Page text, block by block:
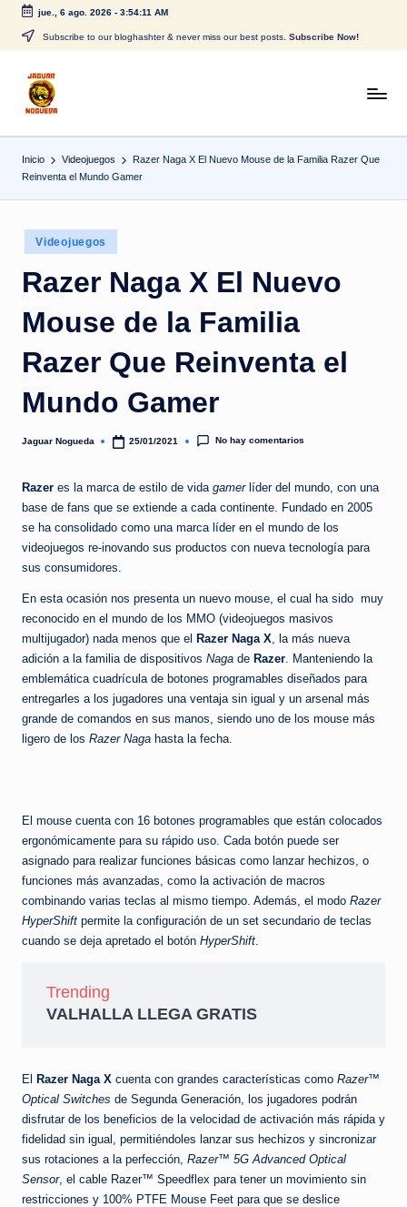
Saltar
contenido
jue., 6 ago. 2026- 3:54:11 AM
Subscribe to our bloghashter & never miss our best posts. Subscribe Now!
J
a
g
u
a
r
N
o
g
u
e
d
CONTENIDO
Inicio Videojuegos
Razer Naga X El Nuevo Mouse de la Familia Razer Que
Reinventa el Mundo Gamer
Publicado
en
Videojuegos
Razer Naga X El Nuevo
Mouse de la Familia
Razer Que Reinventa el
Mundo Gamer
Publicado
Jaguar Nogueda 25/01/2021 No hay comentarios
Razer es la marca de estilo de vida gamerlíder del mundo, con una
base de fans que se extiende a cada continente. Fundado en 2005
se ha consolidado como una marca líder en el mundo de los
videojuegos re-inovando sus productos con nueva tecnología para
sus consumidores.
En esta ocasión nos presenta un nuevo mouse, el cual ha sido muy
reconocido en el mundo de los MMO (videojuegos masivos
multijugador) nada menos que el Razer Naga X , la más nueva
adición a la familia de dispositivos Naga de Razer . Manteniendo la
emblemática cuadrícula de botones programables diseñados para
entregarles a los jugadores una ventaja sin igual y un arsenal más
grande de comandos en sus manos, siendo uno de los mouse más
ligero de los Razer Naga hasta la fecha.
El mouse cuenta con 16 botones programables que están colocados
ergonómicamente para su rápido uso. Cada botón puede ser
asignado para realizar funciones básicas como lanzar hechizos, o
funciones más avanzadas, como la activación de macros
combinando varias teclas al mismo tiempo. Además, el modo Razer
HyperShift permite la configuración de un set secundario de teclas
cuando se deja apretado el botón HyperShift
Trending
VALHALLA LLEGA GRATIS
El Razer Naga X cuenta con grandes características como Razer™
Optical Switches de Segunda Generación, los jugadores podrán
disfrutar de los beneficios de la velocidad de activación más rápida y
fidelidad sin igual, permitiéndoles lanzar sus hechizos y sincronizar
sus rotaciones a la perfección, Razer™ 5G Advanced Optical
Sensor, el cable Razer™ Speedflex para tener un movimiento sin
restricciones y 100% PTFE Mouse Feet para que se deslice